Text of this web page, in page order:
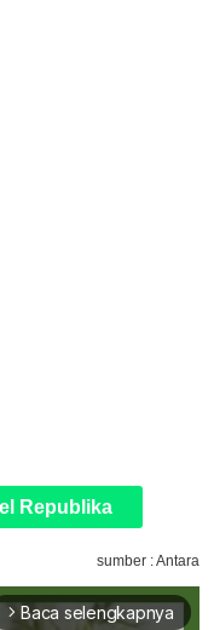
Republika
sumber : Antara
arrow_forward_ios Baca selengkapnya